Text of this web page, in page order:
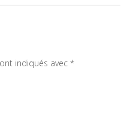
indiqués avec *